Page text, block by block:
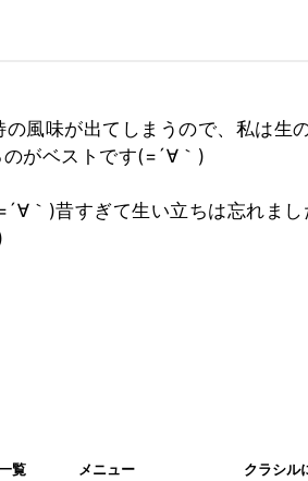
風味が出てしまうので、私は生
がベストです(=´∀｀)
｀)昔すぎて生い立ちは忘れま
覧 メニュー クラシル